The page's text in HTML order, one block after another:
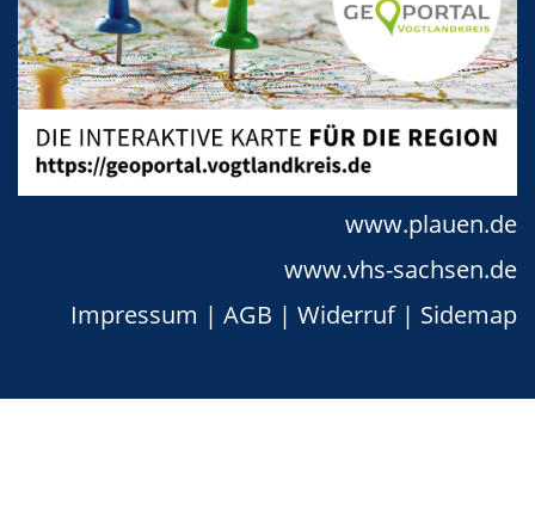
www.plauen.de
www.vhs-sachsen.de
Impressum | AGB | Widerruf| Sidemap